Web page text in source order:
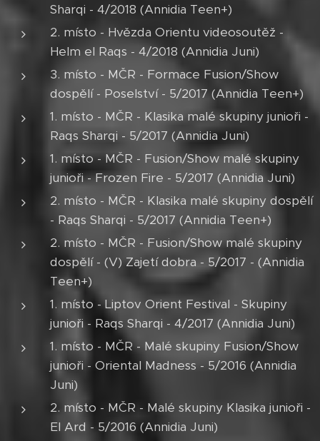
Sharqi - 4/2018 (Annidia Teen+)
2. místo - Hvězda Orientu videosoutěž -
Helm el Raqs - 4/2018 (Annidia Juni)
3. místo - MČR - Formace Fusion/Show
dospělí - Poselství - 5/2017 (Annidia Teen+)
1. místo - MČR - Klasika malé skupiny junioři -
Raqs Sharqi - 5/2017 (Annidia Juni)
1. místo - MČR - Fusion/Show malé skupiny
junioři - Frozen Fire - 5/2017 (Annidia Juni)
2. místo - MČR - Klasika malé skupiny dospělí
- Raqs Sharqi - 5/2017 (Annidia Teen+)
2. místo - MČR - Fusion/Show malé skupiny
dospělí - (V) Zajetí dobra - 5/2017 - (Annidia
Teen+)
1. místo - Liptov Orient Festival - Skupiny
junioři - Raqs Sharqi - 4/2017 (Annidia Juni)
1. místo - MČR - Malé skupiny Fusion/Show
junioři - Oriental Madness - 5/2016 (Annidia
Juni)
2. místo - MČR - Malé skupiny Klasika junioři -
El Ard - 5/2016 (Annidia Juni)